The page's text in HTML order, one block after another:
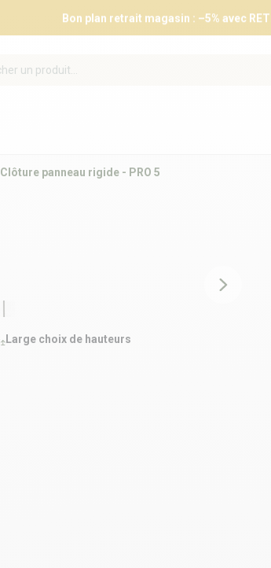
Bon plan retrait magasin : –5% avec
Clôture panneau rigide - PRO 5
Large choix de hauteurs